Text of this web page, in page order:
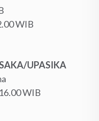
WIB
UPASIKA
WIB